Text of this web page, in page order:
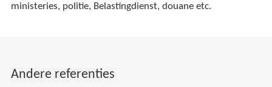
ministeries, politie, Belastingdienst, douane etc.
Andere referenties